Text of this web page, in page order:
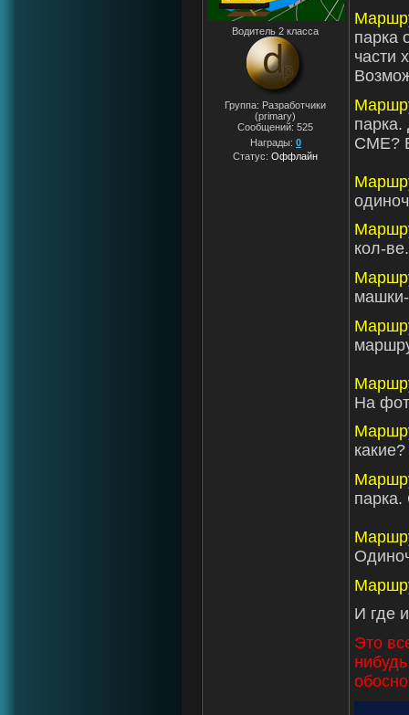
Водитель 2 класса
Группа: Разработчики
(primary)
Сообщений:525
Награды: 0
Статус:Оффлайн
парка
части
СМЕ?
кол-ве.
На
парка.
И где
Это